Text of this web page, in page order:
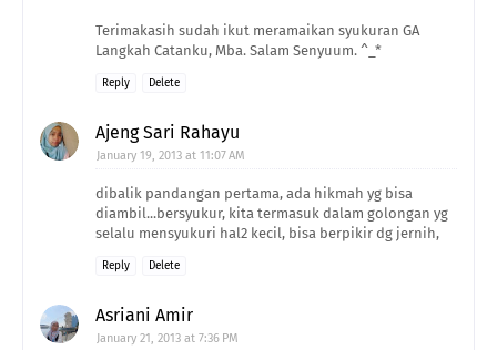
Terimakasih sudah ikut meramaikan syukuran GA
Langkah Catanku, Mba. Salam Senyuum. ^_*
Reply Delete
Ajeng Sari Rahayu
January 19, 2013 at 11:07 AM
dibalik pandangan pertama, ada hikmah yg bisa
diambil...bersyukur, kita termasuk dalam golongan yg
selalu mensyukuri hal2 kecil, bisa berpikir dg jernih,
Reply Delete
Asriani Amir
January 21, 2013 at 7:36 PM